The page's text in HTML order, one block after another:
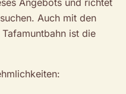
Angebots und richtet
Auch mit den
ist die